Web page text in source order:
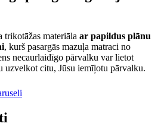
trikotāžas materiāla ar papildus plānu
, kurš pasargās mazuļa matraci no
necaurlaidīgo pārvalku var lietot
uzvelkot citu, Jūsu iemīļotu pārvalku.